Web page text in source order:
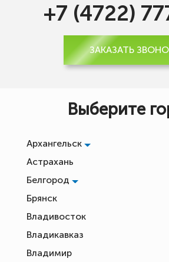
+7 (4722)
ЗАКАЗАТЬ
Выберите
Архангельск
Астрахань
Белгород
Брянск
Владивосток
Владикавказ
Владимир